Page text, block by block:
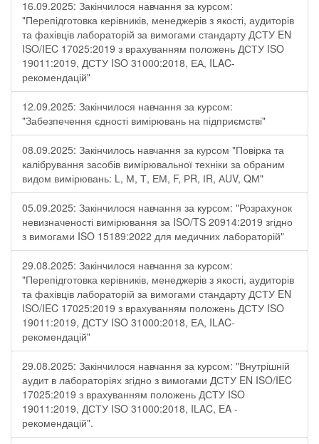
16.09.2025: Закінчилося навчання за курсом:
"Перепідготовка керівників, менеджерів з якості, аудиторів
та фахівців лабораторій за вимогами стандарту ДСТУ EN
ISO/IEC 17025:2019 з врахуванням положень ДСТУ ISO
19011:2019, ДСТУ ISO 31000:2018, ЕА, ILAC-
рекомендацій"
12.09.2025: Закінчилося навчання за курсом:
"Забезпечення єдності вимірювань на підприємстві"
08.09.2025: Закінчилось навчання за курсом "Повірка та
калібрування засобів вимірювальної техніки за обраним
видом вимірювань: L, М, Т, ЕМ, F, РR, ІR, АUV, QМ"
05.09.2025: Закінчилося навчання за курсом: "Розрахунок
невизначеності вимірювання за ISO/TS 20914:2019 згідно
з вимогами ISO 15189:2022 для медичних лабораторій"
29.08.2025: Закінчилося навчання за курсом:
"Перепідготовка керівників, менеджерів з якості, аудиторів
та фахівців лабораторій за вимогами стандарту ДСТУ EN
ISO/IEC 17025:2019 з врахуванням положень ДСТУ ISO
19011:2019, ДСТУ ISO 31000:2018, ЕА, ILAC-
рекомендацій"
29.08.2025: Закінчилося навчання за курсом: "Внутрішній
аудит в лабораторіях згідно з вимогами ДСТУ EN ISO/IEC
17025:2019 з врахуванням положень ДСТУ ISO
19011:2019, ДСТУ ISO 31000:2018, ILAC, EA -
рекомендацій".